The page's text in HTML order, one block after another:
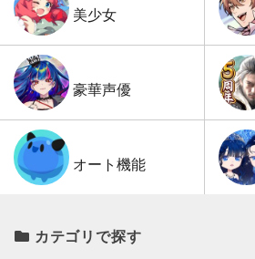
美少女
豪華声優
オート機能
カテゴリで探す